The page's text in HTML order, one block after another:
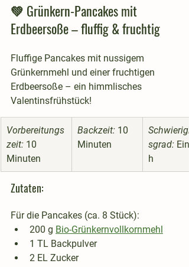
💚 Grünkern-Pancakes mit
Erdbeersoße – fluffig & fruchtig
Fluffige Pancakes mit nussigem
Grünkernmehl und einer fruchtigen
Erdbeersoße – ein himmlisches
Valentinsfrühstück!
Vorbereitungs
zeit: 10
Minuten
Backzeit: 10
Minuten
sgrad:
h
Zutaten:
Für die Pancakes (ca. 8 Stück):
200 g Bio-Grünkernvollkornmehl
1 TL Backpulver
2 EL Zucker